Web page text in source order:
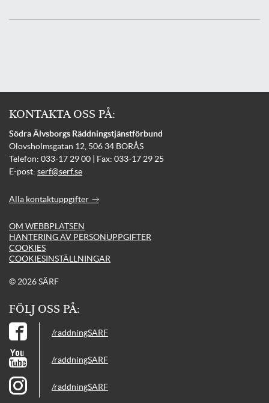
KONTAKTA OSS PÅ:
Södra Älvsborgs Räddningstjänstförbund
Olovsholmsgatan 12, 506 34 BORÅS
Telefon: 033-17 29 00 | Fax: 033-17 29 25
E-post: serf@serf.se
Alla kontaktuppgifter
OM WEBBPLATSEN
HANTERING AV PERSONUPPGIFTER
COOKIES
COOKIESINSTÄLLNINGAR
© 2026 SÄRF
FÖLJ OSS PÅ:
/raddningSARF
/raddningSARF
/raddningSARF